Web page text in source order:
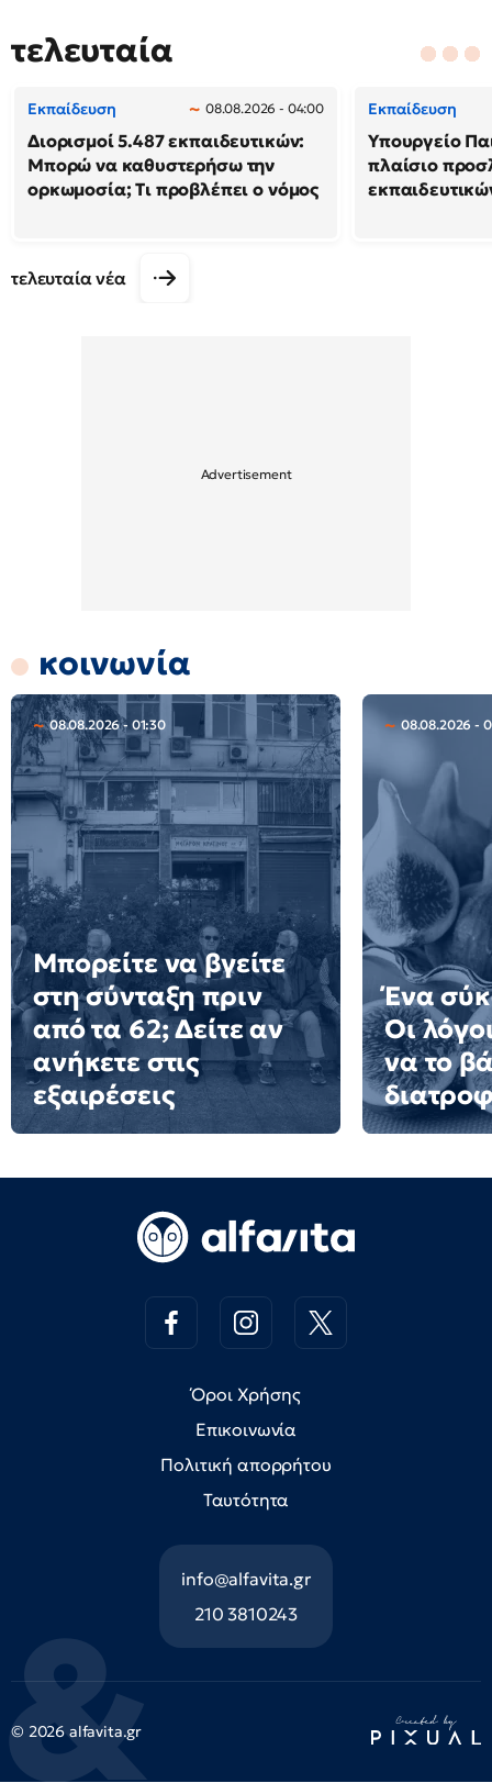
τελευταία
Εκπαίδευση 08.08.2026 - 04:00
Διορισμοί 5.487 εκπαιδευτικών:
Μπορώ να καθυστερήσω την
ορκωμοσία; Τι προβλέπει ο νόμος
Εκπαίδευση
Υπουργείο
πλαίσιο
τελευταία νέα
κοινωνία
08.08.2026 - 01:30
Μπορείτε να βγείτε
στη σύνταξη πριν
από τα 62; Δείτε αν
ανήκετε στις
εξαιρέσεις
08.08.2026 -
Ένα
Οι
να το
Όροι Χρήσης
Επικοινωνία
Πολιτική απορρήτου
Ταυτότητα
info@alfavita.gr
210 3810243
© 2026 alfavita.gr